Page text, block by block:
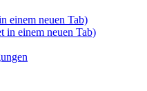
einem neuen Tab)
in einem neuen Tab)